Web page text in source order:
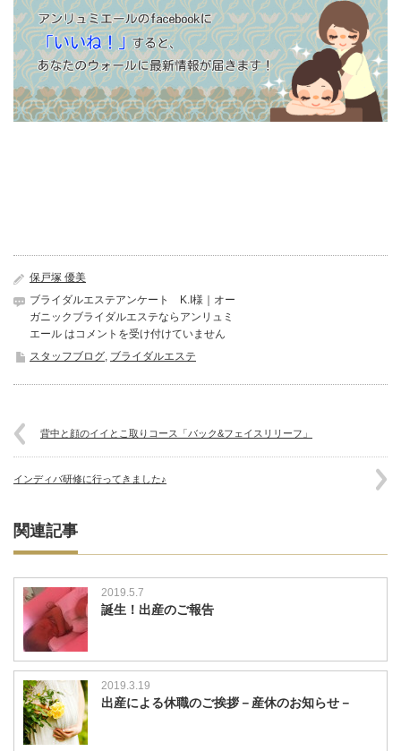
保戸塚 優美
ブライダルエステアンケート K.I様｜オー
ガニックブライダルエステならアンリュミ
エール はコメントを受け付けていません
スタッフブログ, ブライダルエステ
背中と顔のイイとこ取りコース「バック&フェイスリリーフ」
インディバ研修に行ってきました♪
関連記事
2019.5.7
誕生！出産のご報告
2019.3.19
出産による休職のご挨拶－産休のお知らせ－